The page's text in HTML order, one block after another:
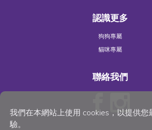
我們在本網站上使用 cookies，以提供您
驗。
認識更多
狗狗專屬
貓咪專屬
聯絡我們